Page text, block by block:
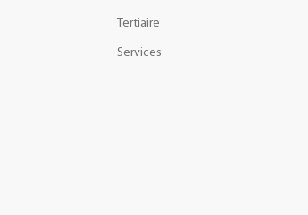
Tertiaire
Services